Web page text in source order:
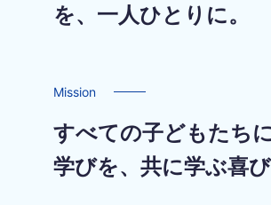
を、一人ひとりに。
Mission
すべての子どもたち
学びを、共に学ぶ喜び